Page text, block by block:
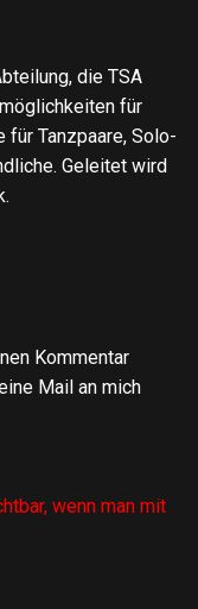
die TSA
für
für Tanzpaare, Solo-
Geleitet wird
Kommentar
Mail an mich
wenn man mit